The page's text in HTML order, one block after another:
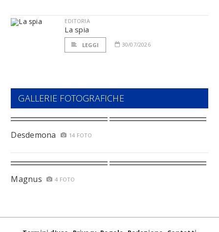
EDITORIA
La spia
LEGGI 30/07/2026
GALLERIE FOTOGRAFICHE
Desdemona 14 FOTO
Magnus 4 FOTO